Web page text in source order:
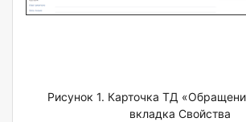
Рисунок 1. Карточка ТД
вкладка Свойства